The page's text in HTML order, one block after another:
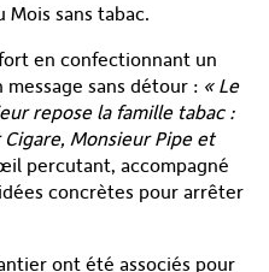
Mois sans tabac.
en confectionnant un
sans détour : « Le
repose la famille tabac :
Monsieur Pipe et
percutant, accompagné
concrètes pour arrêter
ont été associés pour